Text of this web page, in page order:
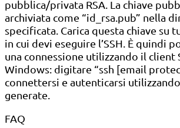
pubblica/privata RSA. La chiave
archiviata come “id_rsa.pub” nella
specificata. Carica questa chiave su
in cui devi eseguire l’SSH. È quindi
una connessione utilizzando il client
Windows: digitare “ssh [email
connettersi e autenticarsi
generate.
FAQ